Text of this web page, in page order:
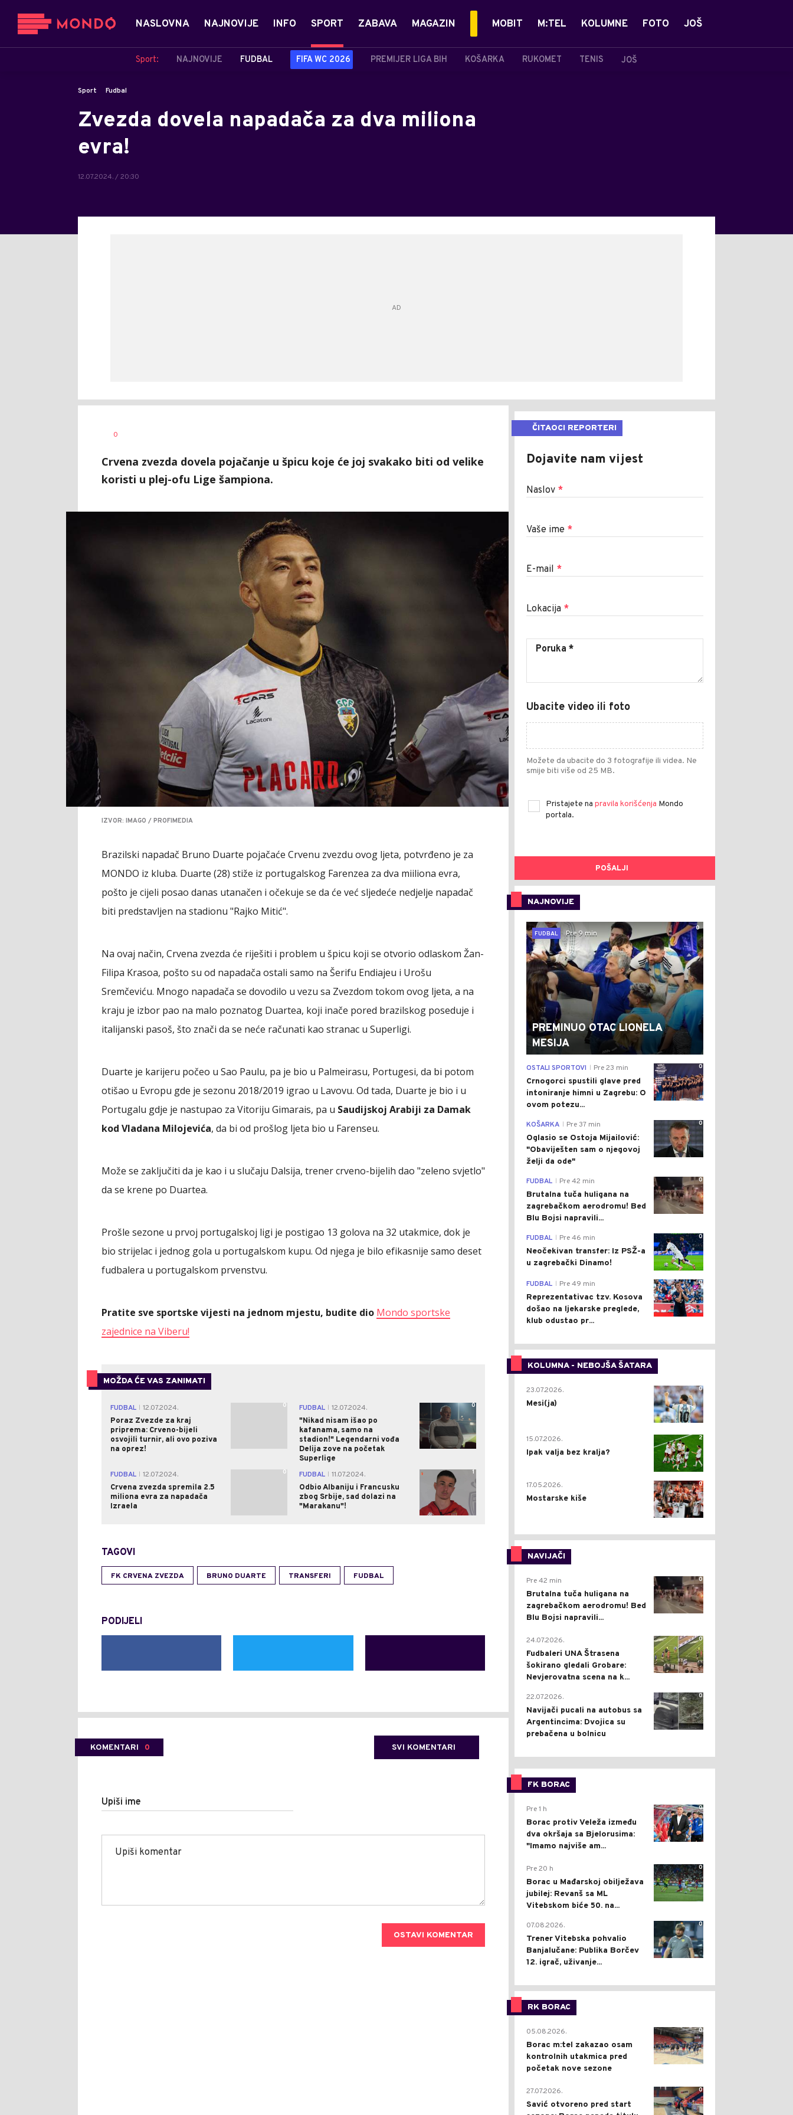
NASLOVNA NAJNOVIJE INFO SPORT
Sport: NAJNOVIJE FUDBAL FIFA WC 2026 PREMIJER LIGA BIH KOŠARKA RUKOMET TENIS JOŠ
ZABAVA MAGAZIN MOBIT M:TEL KOLUMNE FOTO JOŠ
Sport Fudbal
Zvezda dovela napadača za dva miliona
evra!
12.07.2024. / 20:30
AUTOR
0
Crvena zvezda dovela pojačanje u špicu koje će joj svakako biti od velike
koristi u plej-ofu Lige šampiona.
IZVOR: IMAGO / PROFIMEDIA
Brazilski napadač Bruno Duarte pojačaće Crvenu zvezdu ovog ljeta, potvrđeno je za
MONDO iz kluba. Duarte (28) stiže iz portugalskog Farenzea za dva miiliona evra,
pošto je cijeli posao danas utanačen i očekuje se da će već sljedeće nedjelje napadač
biti predstavljen na stadionu "Rajko Mitić".
Na ovaj način, Crvena zvezda će riješiti i problem u špicu koji se otvorio odlaskom Žan-
Filipa Krasoa, pošto su od napadača ostali samo na Šerifu Endiajeu i Urošu
Sremčeviću. Mnogo napadača se dovodilo u vezu sa Zvezdom tokom ovog ljeta, a na
kraju je izbor pao na malo poznatog Duartea, koji inače pored brazilskog poseduje i
italijanski pasoš, što znači da se neće računati kao stranac u Superligi.
Duarte je karijeru počeo u Sao Paulu, pa je bio u Palmeirasu, Portugesi, da bi potom
otišao u Evropu gde je sezonu 2018/2019 igrao u Lavovu. Od tada, Duarte je bio i u
Portugalu gdje je nastupao za Vitoriju Gimarais, pa u Saudijskoj Arabiji za Damak
kod Vladana Milojevića, da bi od prošlog ljeta bio u Farenseu.
Može se zaključiti da je kao i u slučaju Dalsija, trener crveno-bijelih dao "zeleno svjetlo"
da se krene po Duartea.
Prošle sezone u prvoj portugalskoj ligi je postigao 13 golova na 32 utakmice, dok je
bio strijelac i jednog gola u portugalskom kupu. Od njega je bilo efikasnije samo deset
fudbalera u portugalskom prvenstvu.
Pratite sve sportske vijesti na jednom mjestu, budite dio Mondo sportske
zajednice na Viberu!
MOŽDA ĆE VAS ZANIMATI
FUDBAL
12.07.2024.
Poraz Zvezde za kraj
priprema: Crveno-bijeli
osvojili turnir, ali ovo poziva
na oprez!
0 FUDBAL
12.07.2024.
"Nikad nisam išao po
kafanama, samo na
stadion!" Legendarni vođa
Delija zove na početak
Superlige
0
FUDBAL
12.07.2024.
Crvena zvezda spremila 2.5
miliona evra za napadača
Izraela
0 FUDBAL
11.07.2024.
Odbio Albaniju i Francusku
zbog Srbije, sad dolazi na
"Marakanu"!
1
TAGOVI
FK CRVENA ZVEZDA BRUNO DUARTE TRANSFERI FUDBAL
PODIJELI
KOMENTARI 0 SVI KOMENTARI
Upiši ime
OSTAVI KOMENTAR
ČITAOCI REPORTERI
Dojavite nam vijest
Naslov *
Vaše ime *
E-mail *
Lokacija *
Ubacite video ili foto
Možete da ubacite do 3 fotografije ili videa. Ne
smije biti više od 25 MB.
Pristajete na pravila korišćenja Mondo
portala.
POŠALJI
NAJNOVIJE
0
FUDBAL
Pre 9 min
PREMINUO OTAC LIONELA
MESIJA
0
OSTALI SPORTOVI Pre 23 min
Crnogorci spustili glave pred
intoniranje himni u Zagrebu: O
ovom potezu...
0
KOŠARKA Pre 37 min
Oglasio se Ostoja Mijailović:
"Obaviješten sam o njegovoj
želji da ode"
0
FUDBAL Pre 42 min
Brutalna tuča huligana na
zagrebačkom aerodromu! Bed
Blu Bojsi napravili...
0
FUDBAL Pre 46 min
Neočekivan transfer: Iz PSŽ-a
u zagrebački Dinamo!
0
FUDBAL Pre 49 min
Reprezentativac tzv. Kosova
došao na ljekarske preglede,
klub odustao pr...
KOLUMNA - NEBOJŠA ŠATARA
0
23.07.2026.
Mesi(ja)
2
15.07.2026.
Ipak valja bez kralja?
0
17.05.2026.
Mostarske kiše
NAVIJAČI
0
Pre 42 min
Brutalna tuča huligana na
zagrebačkom aerodromu! Bed
Blu Bojsi napravili...
0
24.07.2026.
Fudbaleri UNA Štrasena
šokirano gledali Grobare:
Nevjerovatna scena na k...
0
22.07.2026.
Navijači pucali na autobus sa
Argentincima: Dvojica su
prebačena u bolnicu
FK BORAC
0
Pre 1 h
Borac protiv Veleža između
dva okršaja sa Bjelorusima:
"Imamo najviše am...
0
Pre 20 h
Borac u Mađarskoj obilježava
jubilej: Revanš sa ML
Vitebskom biće 50. na...
0
07.08.2026.
Trener Vitebska pohvalio
Banjalučane: Publika Borčev
12. igrač, uživanje...
RK BORAC
0
05.08.2026.
Borac m:tel zakazao osam
kontrolnih utakmica pred
početak nove sezone
0
27.07.2026.
Savić otvoreno pred start